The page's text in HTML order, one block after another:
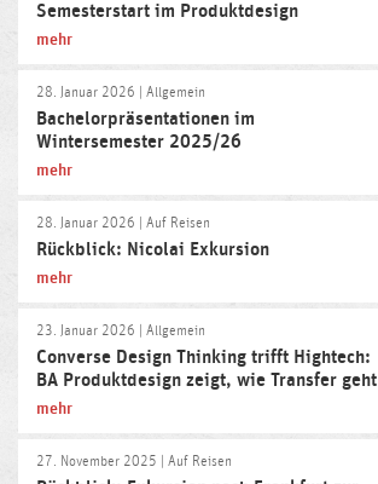
Semesterstart im Produktdesign
mehr
28. Januar 2026 | Allgemein
Bachelorpräsentationen im
Wintersemester 2025/26
mehr
28. Januar 2026 | Auf Reisen
Rückblick: Nicolai Exkursion
mehr
23. Januar 2026 | Allgemein
Converse Design Thinking trifft Hightech:
BA Produktdesign zeigt, wie Transfer geht
mehr
27. November 2025 | Auf Reisen